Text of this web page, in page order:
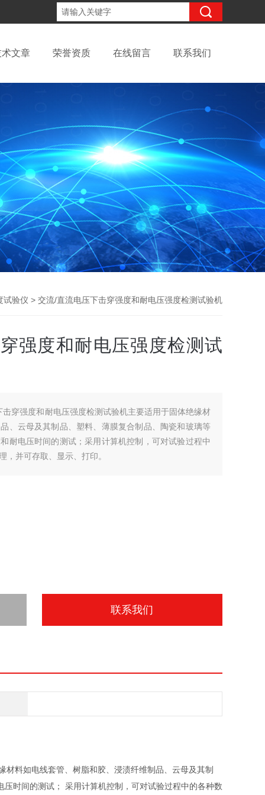
术文章 荣誉资质 在线留言 联系我们
试验仪 > 交流/直流电压下击穿强度和耐电压强度检测试验机
强度和耐电压强度检测试
穿强度和耐电压强度检测试验机主要适用于固体绝缘材
、云母及其制品、塑料、薄膜复合制品、陶瓷和玻璃等
耐电压时间的测试；采用计算机控制，可对试验过程中
，并可存取、显示、打印。
联系我们
材料如电线套管、树脂和胶、浸渍纤维制品、云母及其制
时间的测试； 采用计算机控制，可对试验过程中的各种数